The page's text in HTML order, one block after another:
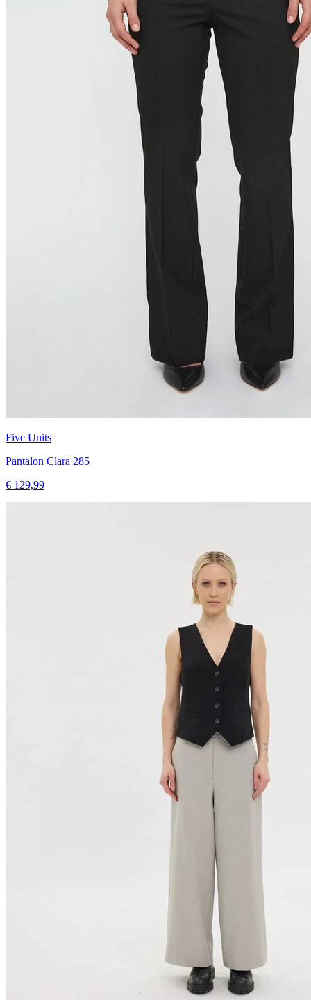
Five Units
Pantalon Clara 285
€ 129,99